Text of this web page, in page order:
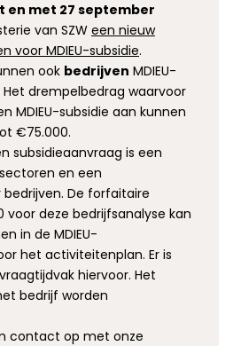
en met 27 september
van SZW een nieuw
voor MDIEU-subsidie.
ook bedrijven MDIEU-
drempelbedrag waarvoor
MDIEU-subsidie aan kunnen
€75.000.
subsidieaanvraag is een
en een
De forfaitaire
voor deze bedrijfsanalyse kan
in de MDIEU-
het activiteitenplan. Er is
hiervoor. Het
bedrijf worden
contact op met onze